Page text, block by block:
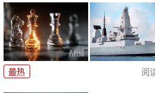
最热 阅